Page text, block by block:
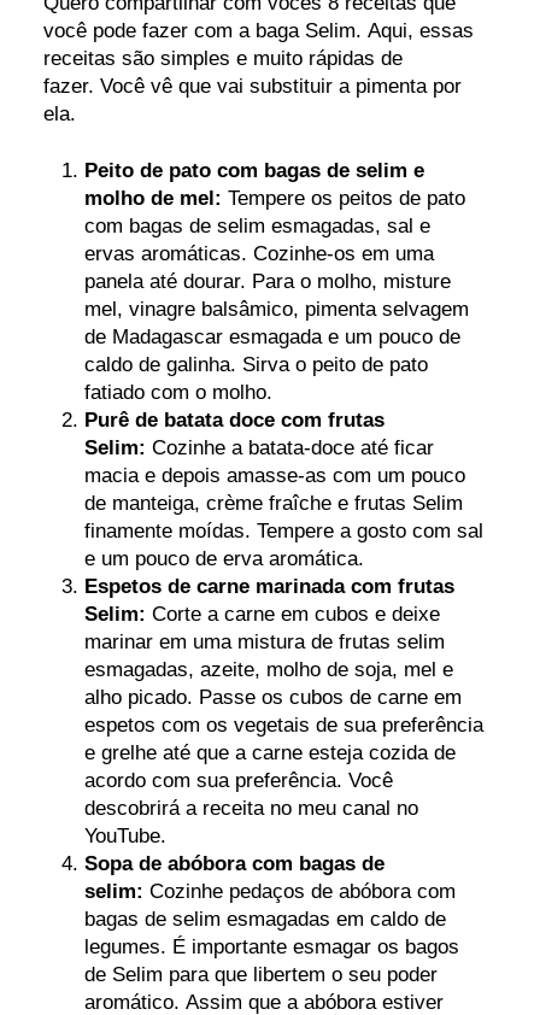
você pode fazer com a baga Selim. Aqui, essas
receitas são simples e muito rápidas de
fazer. Você vê que vai substituir a pimenta por
ela.
Peito de pato com bagas de selim e
molho de mel: Tempere os peitos de pato
com bagas de selim esmagadas, sal e
ervas aromáticas. Cozinhe-os em uma
panela até dourar. Para o molho, misture
mel, vinagre balsâmico, pimenta selvagem
de Madagascar esmagada e um pouco de
caldo de galinha. Sirva o peito de pato
fatiado com o molho.
Purê de batata doce com frutas
Selim: Cozinhe a batata-doce até ficar
macia e depois amasse-as com um pouco
de manteiga, crème fraîche e frutas Selim
finamente moídas. Tempere a gosto com sal
e um pouco de erva aromática.
Espetos de carne marinada com frutas
Selim: Corte a carne em cubos e deixe
marinar em uma mistura de frutas selim
esmagadas, azeite, molho de soja, mel e
alho picado. Passe os cubos de carne em
espetos com os vegetais de sua preferência
e grelhe até que a carne esteja cozida de
acordo com sua preferência. Você
descobrirá a receita no meu canal no
YouTube.
Sopa de abóbora com bagas de
selim: Cozinhe pedaços de abóbora com
bagas de selim esmagadas em caldo de
legumes. É importante esmagar os bagos
de Selim para que libertem o seu poder
aromático. Assim que a abóbora estiver